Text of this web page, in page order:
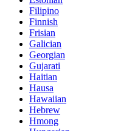
Filipino
Finnish
Frisian
Galician
Georgian
Gujarati
Haitian
Hausa
Hawaiian
Hebrew
Hmong